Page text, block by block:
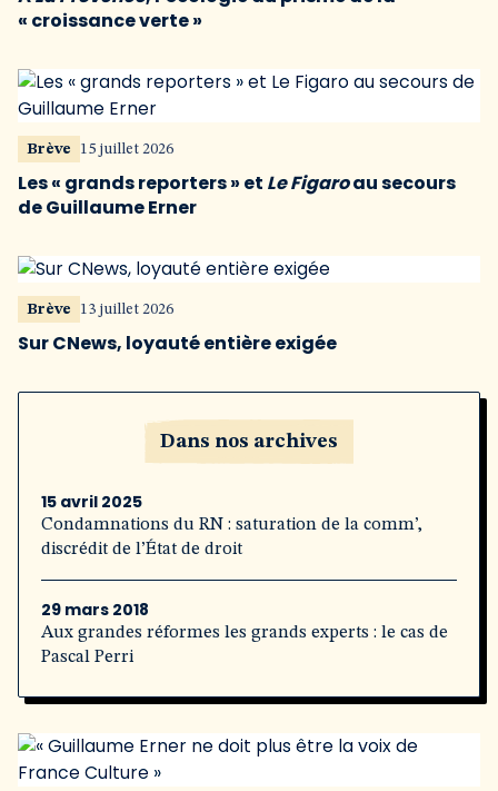
« croissance verte »
Brève 15 juillet 2026
Les « grands reporters » et Le Figaroau secours
de Guillaume Erner
Brève 13 juillet 2026
Sur CNews, loyauté entière exigée
Dans nos archives
15 avril 2025
Condamnations du RN : saturation de la comm’,
discrédit de l’État de droit
29 mars 2018
Aux grandes réformes les grands experts : le cas de
Pascal Perri